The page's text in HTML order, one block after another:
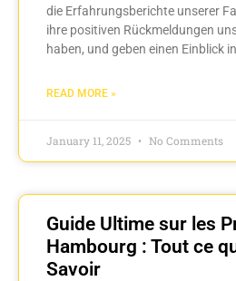
die Erfahrungsberichte unserer
ihre positiven Rückmeldungen
haben, und geben einen Einblick
READ MORE »
January 11, 2025 No Comments
Guide Ultime sur les
Hambourg : Tout ce
Savoir